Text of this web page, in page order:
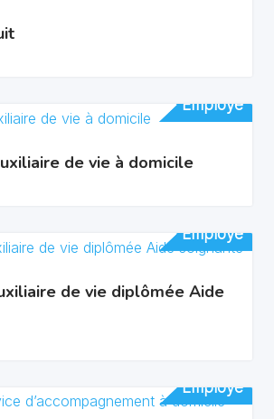
Employé
Employé
de vie à domicile
Employé
Employé
de vie diplômée Aide
Employé
Employé